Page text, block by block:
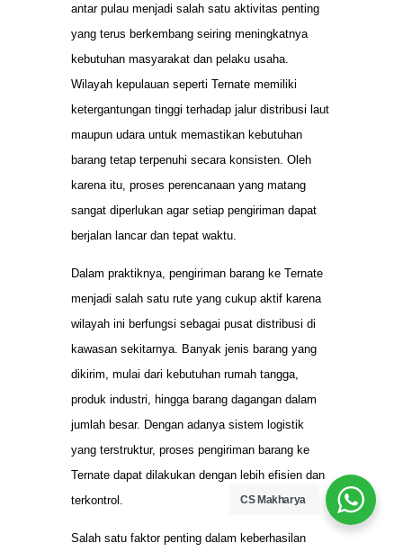
antar pulau menjadi salah satu aktivitas penting
yang terus berkembang seiring meningkatnya
kebutuhan masyarakat dan pelaku usaha.
Wilayah kepulauan seperti Ternate memiliki
ketergantungan tinggi terhadap jalur distribusi laut
maupun udara untuk memastikan kebutuhan
barang tetap terpenuhi secara konsisten. Oleh
karena itu, proses perencanaan yang matang
sangat diperlukan agar setiap pengiriman dapat
berjalan lancar dan tepat waktu.
Dalam praktiknya, pengiriman barang ke Ternate
menjadi salah satu rute yang cukup aktif karena
wilayah ini berfungsi sebagai pusat distribusi di
kawasan sekitarnya. Banyak jenis barang yang
dikirim, mulai dari kebutuhan rumah tangga,
produk industri, hingga barang dagangan dalam
jumlah besar. Dengan adanya sistem logistik
yang terstruktur, proses pengiriman barang ke
Ternate dapat dilakukan dengan lebih efisien dan
terkontrol.
Salah satu faktor penting dalam keberhasilan
CS Makharya